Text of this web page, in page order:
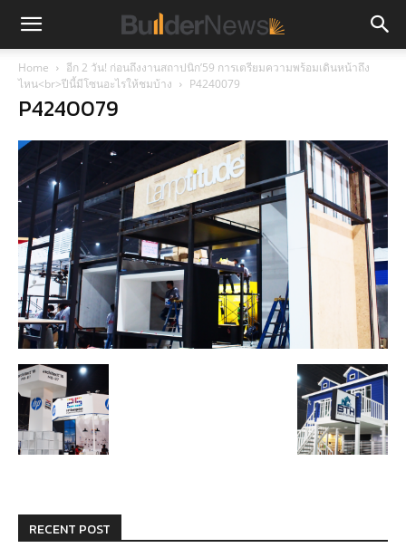
Home
อีก 2 วัน! ก่อนถึงงานสถาปนิก’59 การเตรียมความพร้อมเดินหน้าถึง
ไหน<br>ปีนี้มีโซนอะไรให้ชมบ้าง
P4240079
P4240079
RECENT POST